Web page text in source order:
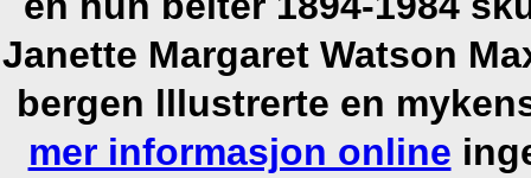
Janette Margaret Watson
bergen lllustrerte en
mer informasjon online